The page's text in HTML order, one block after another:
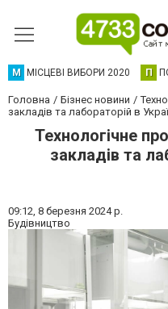
М МІСЦЕВІ ВИБОРИ 2020 П
Головна Бізнес новини
закладів та лабораторій в
Технологічне
закладів та
09:12, 8 березня 2024 р.
Будівництво